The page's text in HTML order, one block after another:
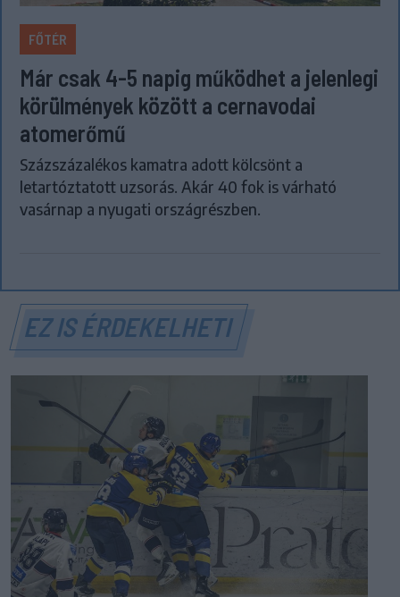
FŐTÉR
Már csak 4-5 napig működhet a jelenlegi
körülmények között a cernavodai
atomerőmű
Százszázalékos kamatra adott kölcsönt a
letartóztatott uzsorás. Akár 40 fok is várható
vasárnap a nyugati országrészben.
EZ IS ÉRDEKELHETI